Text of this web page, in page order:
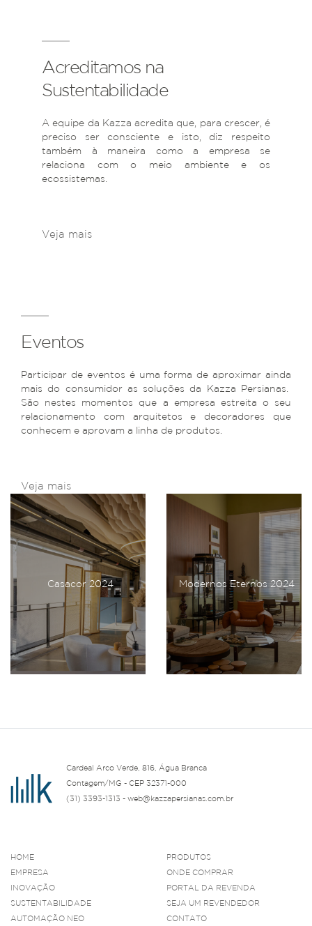
Acreditamos na
Sustentabilidade
A equipe da Kazza acredita que, para crescer, é
preciso ser consciente e isto, diz respeito
também à maneira como a empresa se
relaciona com o meio ambiente e os
ecossistemas.
Veja mais
Eventos
Participar de eventos é uma forma de aproximar ainda
mais do consumidor as soluções da Kazza Persianas.
São nestes momentos que a empresa estreita o seu
relacionamento com arquitetos e decoradores que
conhecem e aprovam a linha de produtos.
Veja mais
Casacor 2024 Modernos Eternos 2024
Cardeal Arco Verde, 816, Água Branca
Contagem/MG - CEP 32371-000
(31) 3393-1313 - web@kazzapersianas.com.br
HOME
EMPRESA
INOVAÇÃO
SUSTENTABILIDADE
AUTOMAÇÃO NEO
PRODUTOS
ONDE COMPRAR
PORTAL DA REVENDA
SEJA UM REVENDEDOR
CONTATO